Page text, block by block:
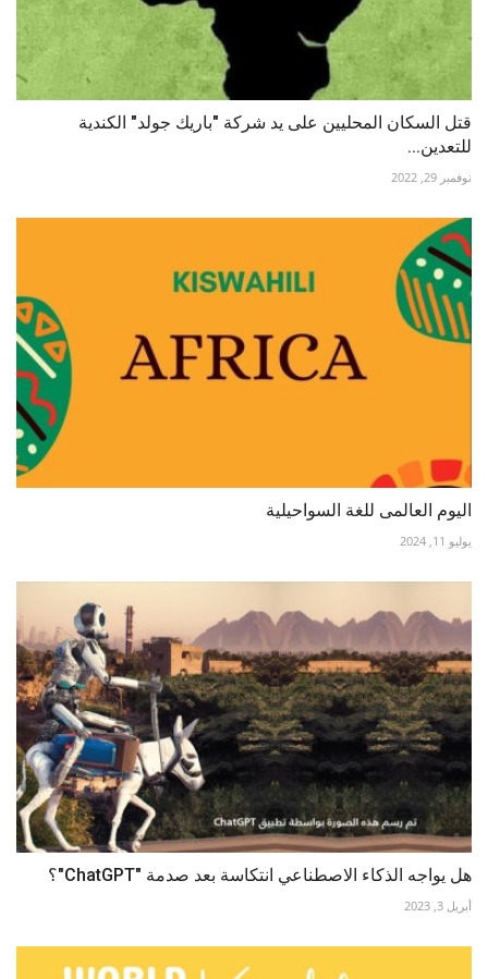
قتل السكان المحليين على يد شركة "باريك جولد" الكندية
للتعدين...
نوفمبر 29, 2022
اليوم العالمى للغة السواحيلية
يوليو 11, 2024
هل يواجه الذكاء الاصطناعي انتكاسة بعد صدمة "ChatGPT"؟
أبريل 3, 2023